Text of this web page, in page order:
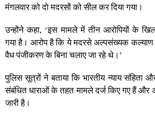
मंगलवार को दो मदरसों को सील कर दिया गया।
उन्होंने कहा, ‘इस मामले में तीन आरोपियों के
गया है। आरोप है कि ये मदरसे अल्पसंख्यक कल्याण
वैध पंजीकरण के बिना चलाए जा रहे थे।’
पुलिस सूत्रों ने बताया कि भारतीय न्याय संहिता
संबंधित धाराओं के तहत मामले दर्ज किए गए हैं और
जारी है।